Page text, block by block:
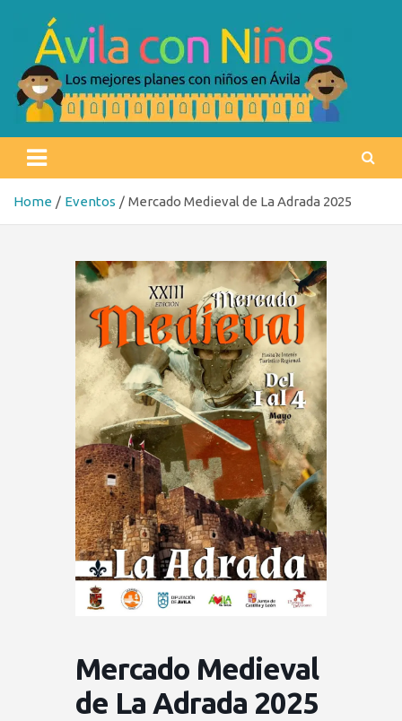
content
Ávila con niños
Home Eventos Mercado Medieval de La Adrada 2025
Mercado Medieval
de La Adrada 2025